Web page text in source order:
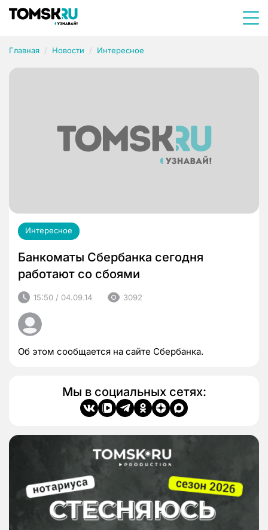
Главная Новости Интересное
Интересное
Банкоматы Сбербанка сегодня
работают со сбоями
15:50 / 04.09.14 3092
Об этом сообщается на сайте Сбербанка.
Мы в социальных сетях: